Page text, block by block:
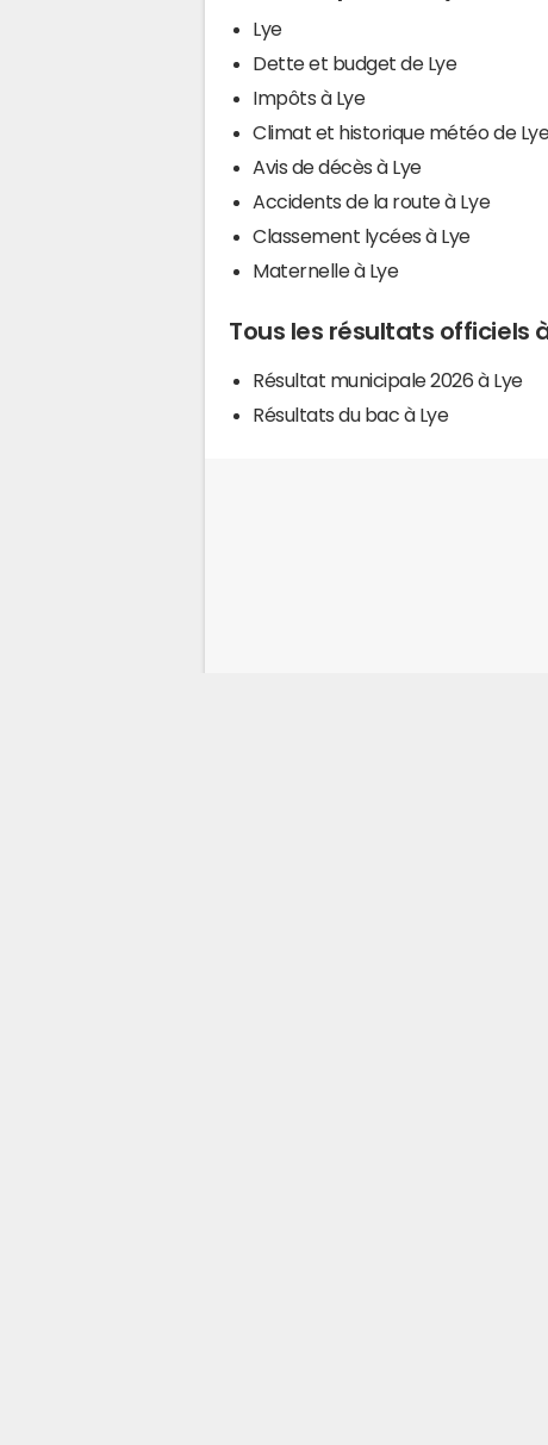
Lye
Dette et budget de Lye
Impôts à Lye
Climat et historique météo de
Avis de décès à Lye
Accidents de la route à Lye
Classement lycées à Lye
Maternelle à Lye
Tous les résultats officiels
Résultat municipale 2026 à Lye
Résultats du bac à Lye